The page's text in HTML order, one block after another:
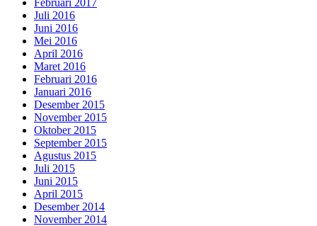
Juli 2016
Juni 2016
Mei 2016
April 2016
Maret 2016
Februari 2016
Januari 2016
Desember 2015
November 2015
Oktober 2015
September 2015
Agustus 2015
Juli 2015
Juni 2015
April 2015
Desember 2014
November 2014